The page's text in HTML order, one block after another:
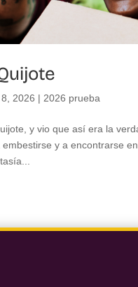
2026 | 2026 prueba
y vio que así era la
y a encontrarse